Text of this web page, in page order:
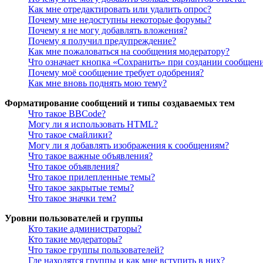
Как мне отредактировать или удалить опрос?
Почему мне недоступны некоторые форумы?
Почему я не могу добавлять вложения?
Почему я получил предупреждение?
Как мне пожаловаться на сообщения модератору?
Что означает кнопка «Сохранить» при создании
Почему моё сообщение требует одобрения?
Как мне вновь поднять мою тему?
Форматирование сообщений и типы создаваемых тем
Что такое BBCode?
Могу ли я использовать HTML?
Что такое смайлики?
Могу ли я добавлять изображения к сообщениям?
Что такое важные объявления?
Что такое объявления?
Что такое прилепленные темы?
Что такое закрытые темы?
Что такое значки тем?
Уровни пользователей и группы
Кто такие администраторы?
Кто такие модераторы?
Что такое группы пользователей?
Где находятся группы и как мне вступить в них?